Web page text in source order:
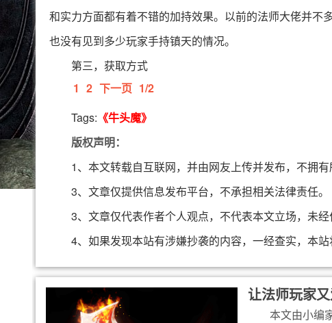
和实力方面都有着不错的加持效果。以前的法师大佬并不
也没有见到多少玩家手持镇天的情况。
第三，获取方式
1 2 下一页 1/2
Tags: 《牛头魔》
版权声明：
1、本文转载自互联网，并由网友上传并发布，不拥有
3、文章仅提供信息发布平台，不承担相关法律责任。
3、文章仅代表作者个人观点，不代表本文立场，未经
4、如果发现本站有涉嫌抄袭的内容，一经查实，本站
让法师玩家
本文由小编